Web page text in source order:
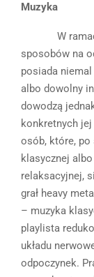
Muzyka
W ramach
sposobów na
posiada niemal
albo dowolny
dowodzą
konkretnych
osób, które, po
klasycznej
relaksacyjnej,
grał heavy
– muzyka
playlista
układu
odpoczynek.